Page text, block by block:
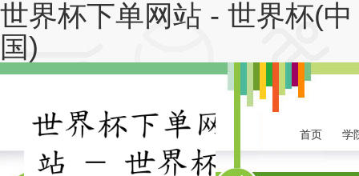
世界杯下单网站 - 世界杯(中
国)
首页 学